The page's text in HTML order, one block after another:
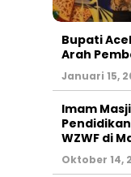
Bupati
Arah
Januari 15,
Imam
WZWF di
Oktober 14,